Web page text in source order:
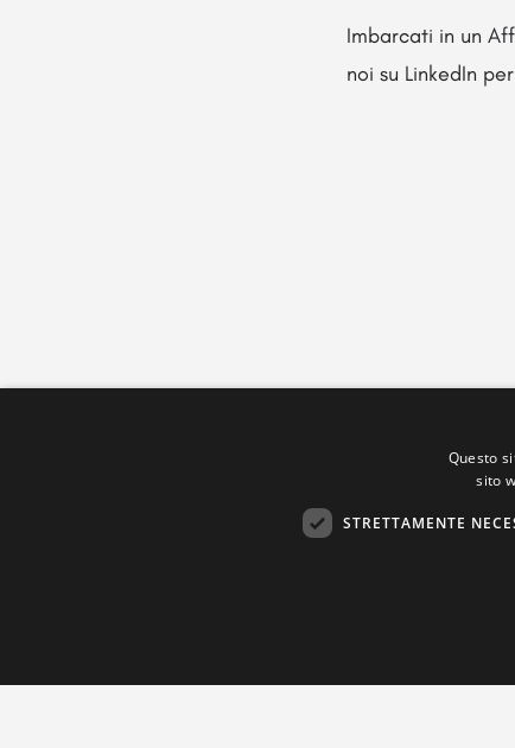
Imbarcati in un
noi su LinkedIn
Questo
sito
STRETTAMENTE